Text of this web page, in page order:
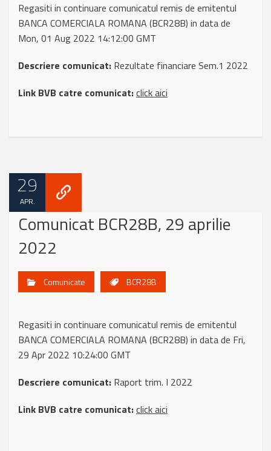
Regasiti in continuare comunicatul remis de emitentul
BANCA COMERCIALA ROMANA (BCR28B) in data de
Mon, 01 Aug 2022 14:12:00 GMT
Descriere comunicat: Rezultate financiare Sem.1 2022
Link BVB catre comunicat:click aici
29
APR.
Comunicat BCR28B, 29 aprilie
2022
Comunicate BCR28B
Regasiti in continuare comunicatul remis de emitentul
BANCA COMERCIALA ROMANA (BCR28B) in data de Fri,
29 Apr 2022 10:24:00 GMT
Descriere comunicat: Raport trim. I 2022
Link BVB catre comunicat:click aici